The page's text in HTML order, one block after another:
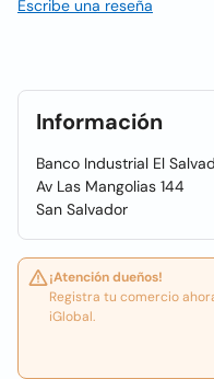
Escribe una reseña
Información
Banco Industrial El
Av Las Mangolias 144
San Salvador
¡Atención dueños!
Registra tu comercio
iGlobal.